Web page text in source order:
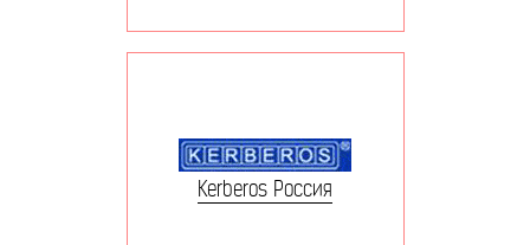
Kerberos Россия